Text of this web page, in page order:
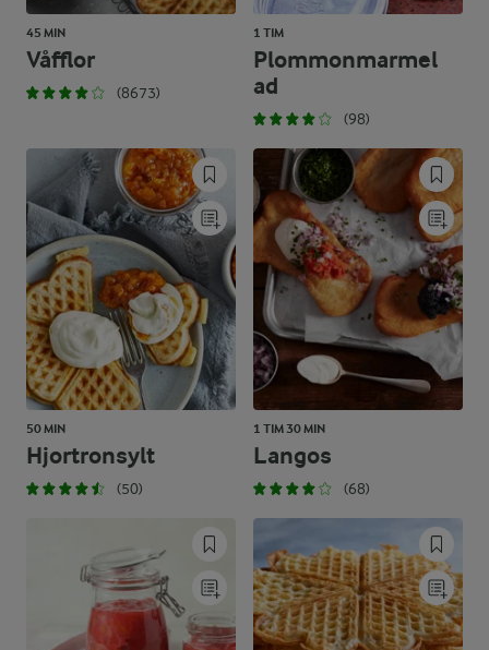
45 MIN
Våfflor
(8673)
1 TIM
Plommonmarmel
ad
(98)
50 MIN
Hjortronsylt
(50)
1 TIM 30 MIN
Langos
(68)